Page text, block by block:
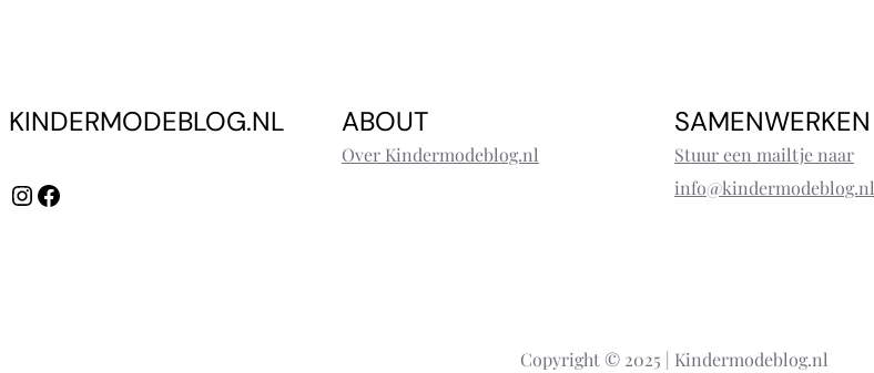
KINDERMODEBLOG.NL
InstagramFacebook
ABOUT
Over Kindermodeblog.nl
SAMENWERKEN
Stuur een mailtje naar
info@kindermodeblog.nl
Copyright © 2025 | Kindermodeblog.nl